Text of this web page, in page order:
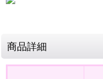
商品詳細